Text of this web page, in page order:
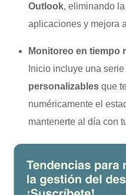
Outlook, eliminando
aplicaciones y mejora
Monitoreo en tiempo
Inicio incluye una
personalizables que
numéricamente el
mantenerte al día con